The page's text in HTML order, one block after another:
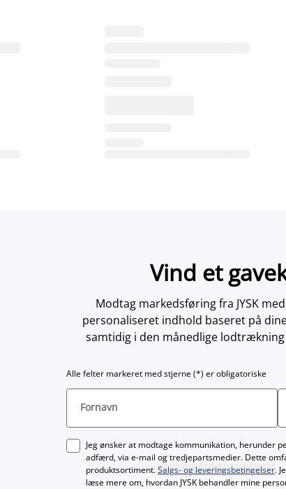
Vind et
Modtag markedsføring fra JYSK
personaliseret indhold baseret på
samtidig i den månedlige lodtrækning
Alle felter markeret med stjerne (*) er obligatoriske
Fornavn
Jeg ønsker at modtage kommunikation, herunder
adfærd, via e‑mail og tredjepartsmedier. Dette
produktsortiment.Salgs- og leveringsbetingelser.
læse mere om, hvordan JYSK behandler mine